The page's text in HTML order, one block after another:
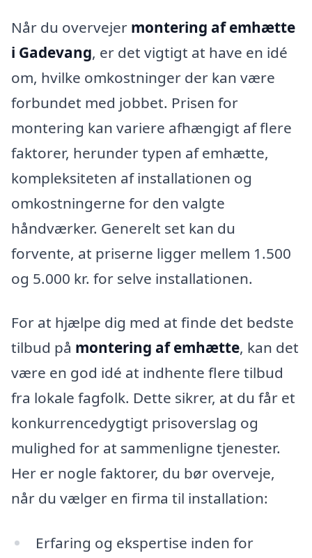
Når du overvejer montering af emhætte
i Gadevang, er det vigtigt at have en idé
om, hvilke omkostninger der kan være
forbundet med jobbet. Prisen for
montering kan variere afhængigt af flere
faktorer, herunder typen af emhætte,
kompleksiteten af installationen og
omkostningerne for den valgte
håndværker. Generelt set kan du
forvente, at priserne ligger mellem 1.500
og 5.000 kr. for selve installationen.
For at hjælpe dig med at finde det bedste
tilbud på montering af emhætte, kan det
være en god idé at indhente flere tilbud
fra lokale fagfolk. Dette sikrer, at du får et
konkurrencedygtigt prisoverslag og
mulighed for at sammenligne tjenester.
Her er nogle faktorer, du bør overveje,
når du vælger en firma til installation:
Erfaring og ekspertise inden for